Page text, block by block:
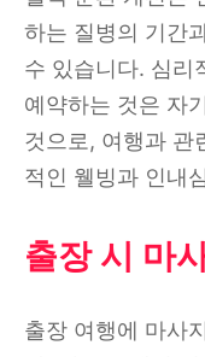
하는 질병의 기간
수 있습니다. 심리
예약하는 것은 자
것으로, 여행과 관
적인 웰빙과 인내
출장 시 마
출장 여행에 마사